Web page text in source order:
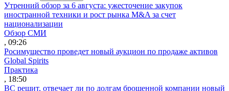
Утренний обзор за 6 августа: ужесточение закупок
иностранной техники и рост рынка M&A за счет
национализации
Обзор СМИ
, 09:26
Росимущество проведет новый аукцион по продаже активов
Global Spirits
Практика
, 18:50
ВС решит, отвечает ли по долгам брошенной компании новый